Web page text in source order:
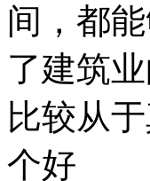
间，都
了建筑
比较从
个好